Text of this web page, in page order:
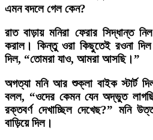
এমন বদলে গেল কেন?
রাত বাড়ায় মনিরা ফেরার সিদ্ধান্ত
করাল। কিন্তু ওরা কিছুতেই রওনা
দিল, “তোমরা যাও, আমরা আসছি।”
অগত্যা মনি আর শুক্লা বাইক স্টার্ট
বলল, “ওদের কেমন যেন অদ্ভুত
রক্তবর্ণ দেখাচ্ছিল দেখেছ?” মনি
বাড়িয়ে দিল।